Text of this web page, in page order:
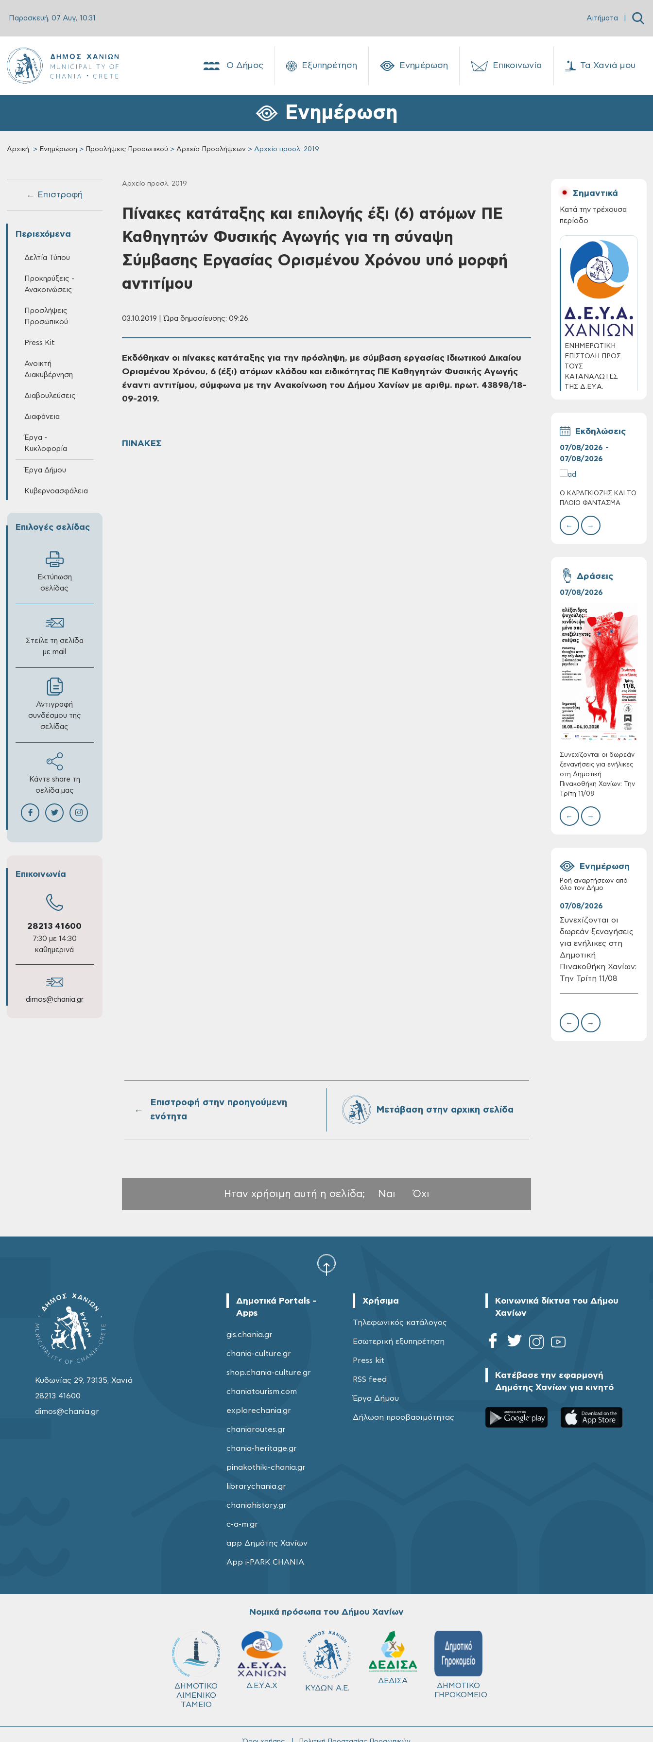
Παρασκευή, 07 Αυγ, 10:31 Αιτήματα
Ο Δήμος Εξυπηρέτηση Ενημέρωση Επικοινωνία Τα Χανιά μου
Ενημέρωση
Αρχική Ενημέρωση Προσλήψεις Προσωπικού Αρχεία Προσλήψεων Αρχείο προσλ. 2019
← Επιστροφή
Περιεχόμενα
Δελτία Τύπου
Προκηρύξεις -
Ανακοινώσεις
Προσλήψεις
Προσωπικού
Press Kit
Ανοικτή
Διακυβέρνηση
Διαβουλεύσεις
Διαφάνεια
Έργα -
Κυκλοφορία
Έργα Δήμου
Κυβερνοασφάλεια
Επιλογές σελίδας
Εκτύπωση
σελίδας
Στείλε τη σελίδα
με mail
Αντιγραφή
συνδέσμου της
σελίδας
Κάντε share τη
σελίδα μας
Επικοινωνία
28213 41600
7:30 με 14:30
καθημερινά
dimos@chania.gr
Αρχείο προσλ. 2019
Πίνακες κατάταξης και επιλογής έξι (6) ατόμων ΠΕ
Καθηγητών Φυσικής Αγωγής για τη σύναψη
Σύμβασης Εργασίας Ορισμένου Χρόνου υπό μορφή
αντιτίμου
03.10.2019 | Ώρα δημοσίευσης: 09:26
Εκδόθηκαν οι πίνακες κατάταξης για την πρόσληψη, με σύμβαση εργασίας Ιδιωτικού Δικαίου
Ορισμένου Χρόνου, 6 (έξι) ατόμων κλάδου και ειδικότητας ΠΕ Καθηγητών Φυσικής Αγωγής
έναντι αντιτίμου, σύμφωνα με την Ανακοίνωση του Δήμου Χανίων με αριθμ. πρωτ. 43898/18-
09-2019.
ΠΙΝΑΚΕΣ
Σημαντικά
Κατά την τρέχουσα
περίοδο
ΕΝΗΜΕΡΩΤΙΚΗ
ΕΠΙΣΤΟΛΗ ΠΡΟΣ
ΤΟΥΣ
ΚΑΤΑΝΑΛΩΤΕΣ
ΤΗΣ Δ.Ε.Υ.Α.
για ενήλικες στη
Δημοτική
Πινακοθήκη Χανίων:
Τακτική συνεδρίαση
Δημοτικής
Επιτροπής στις 10-
08-2026
Επαναλειτουργία
του συστήματος
Πίνακες Κατάταξης
& Βαθμολογίας,
Πίνακες
προσληπτέων και
Δήμου Χανίων
Εκδηλώσεις
07/08/2026 -
07/08/2026
Ο ΚΑΡΑΓΚΙΟΖΗΣ ΚΑΙ ΤΟ
ΠΛΟΙΟ ΦΑΝΤΑΣΜΑ
← →
Δράσεις
07/08/2026
Συνεχίζονται οι δωρεάν
ξεναγήσεις για ενήλικες
στη Δημοτική
Πινακοθήκη Χανίων: Την
Τρίτη 11/08
← →
Ενημέρωση
Ροή αναρτήσεων από
όλο τον Δήμο
07/08/2026
Συνεχίζονται οι
δωρεάν ξεναγήσεις
για ενήλικες στη
Δημοτική
Πινακοθήκη Χανίων:
Την Τρίτη 11/08
← →
←
Επιστροφή στην προηγούμενη
ενότητα
Μετάβαση στην αρχικη σελίδα
Ηταν χρήσιμη αυτή η σελίδα; Ναι Όχι
Κυδωνίας 29, 73135, Χανιά
28213 41600
dimos@chania.gr
Δημοτικά Portals -
Apps
gis.chania.gr
chania-culture.gr
shop.chania-culture.gr
chaniatourism.com
explorechania.gr
chaniaroutes.gr
chania-heritage.gr
pinakothiki-chania.gr
librarychania.gr
chaniahistory.gr
c-a-m.gr
app Δημότης Χανίων
App i-PARK CHANIA
Χρήσιμα
Τηλεφωνικός κατάλογος
Εσωτερική εξυπηρέτηση
Press kit
RSS feed
Έργα Δήμου
Δήλωση προσβασιμότητας
Κοινωνικά δίκτυα του Δήμου
Χανίων
Κατέβασε την εφαρμογή
Δημότης Χανίων για κινητό
Νομικά πρόσωπα του Δήμου Χανίων
ΔΗΜΟΤΙΚΟ
ΛΙΜΕΝΙΚΟ
ΤΑΜΕΙΟ
Δ.Ε.Υ.Α.Χ ΚΥΔΩΝ Α.Ε.
ΔΕΔΙΣΑ
ΔΗΜΟΤΙΚΟ
ΓΗΡΟΚΟΜΕΙΟ